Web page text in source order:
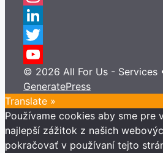
Instagram
LinkedIn
Twitter
YouTube
Channel
© 2026 All For Us - Services
GeneratePress
Translate »
Používame cookies aby sme pre
najlepší zážitok z našich
pokračovať v používaní tejto